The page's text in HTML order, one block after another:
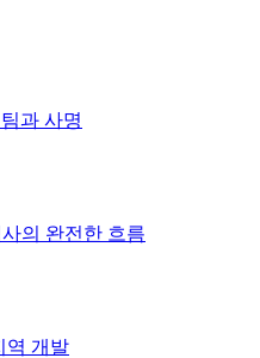
과 사명
의 완전한 흐름
역 개발